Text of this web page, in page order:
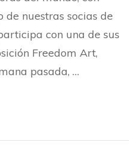
nuestras socias de
con una de sus
Freedom Art,
pasada, …